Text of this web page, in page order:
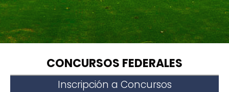
CONCURSOS FEDERALES
Inscripción a Concursos